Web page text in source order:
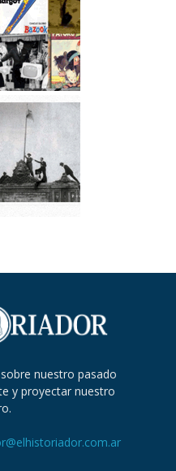
nuestro pasado
y proyectar nuestro